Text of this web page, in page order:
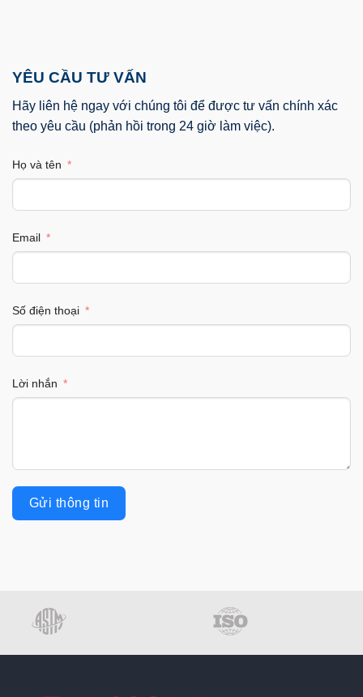
YÊU CẦU TƯ VẤN
Hãy liên hệ ngay với chúng tôi để được tư vấn chính xác
theo yêu cầu (phản hồi trong 24 giờ làm việc).
Họ và tên
Email
Số điện thoại
Lời nhắn
Gửi thông tin